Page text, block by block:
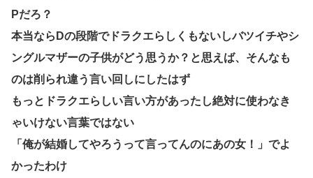
Pだろ？
本当ならDの段階でドラクエらしくもないしバツイチやシ
ングルマザーの子供がどう思うか？と思えば、そんなも
のは削られ違う言い回しにしたはず
もっとドラクエらしい言い方があったし絶対に使わなき
ゃいけない言葉ではない
「俺が結婚してやろうって言ってんのにあの女！」でよ
かったわけ